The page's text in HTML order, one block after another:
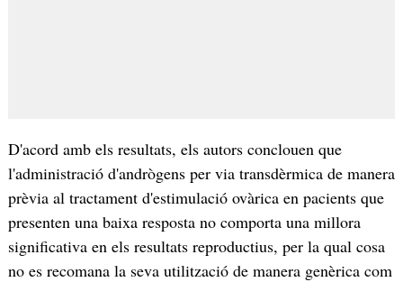
D'acord amb els resultats, els autors conclouen que
l'administració d'andrògens per via transdèrmica de manera
prèvia al tractament d'estimulació ovàrica en pacients que
presenten una baixa resposta no comporta una millora
significativa en els resultats reproductius, per la qual cosa
no es recomana la seva utilització de manera genèrica com